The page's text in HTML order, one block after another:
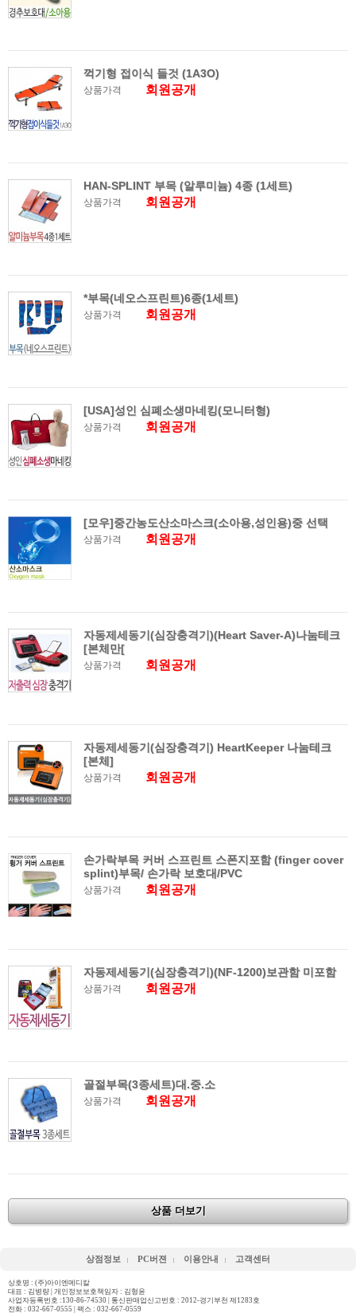
꺽기형 접이식 들것 (1A3O)
상품가격 회원공개
HAN-SPLINT 부목 (알루미늄) 4종 (1세트)
상품가격 회원공개
*부목(네오스프린트)6종(1세트)
상품가격 회원공개
[USA]성인 심폐소생마네킹(모니터형)
상품가격 회원공개
[모우]중간농도산소마스크(소아용,성인용)중 선택
상품가격 회원공개
자동제세동기(심장충격기)(Heart Saver-A)나눔테크
[본체만[
상품가격 회원공개
자동제세동기(심장충격기) HeartKeeper 나눔테크
[본체]
상품가격 회원공개
손가락부목 커버 스프린트 스폰지포함 (finger cover
splint)부목/ 손가락 보호대/PVC
상품가격 회원공개
자동제세동기(심장충격기)(NF-1200)보관함 미포함
상품가격 회원공개
골절부목(3종세트)대.중.소
상품가격 회원공개
상품 더보기
상점정보 PC버젼 이용안내 고객센터
상호명 : (주)아이엔메디칼
대표 : 김병량 | 개인정보보호책임자 : 김형윤
사업자등록번호 :130-86-74530 | 통신판매업신고번호 : 2012-경기부천 제1283호
전화 : 032-667-0555 | 팩스 : 032-667-0559